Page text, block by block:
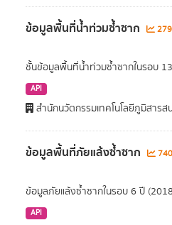
ข้อมูลพื้นที่น้ำท่วมซ้ำซาก
ชั้นข้อมูลพื้นที่น้ำท่วมซ้ำซากในรอบ
API
สำนักนวัตกรรมเทคโนโลยีภูมิสารส
ข้อมูลพื้นที่ภัยแล้งซ้ำซาก
ข้อมูลภัยแล้งซ้ำซากในรอบ 6 ปี
API